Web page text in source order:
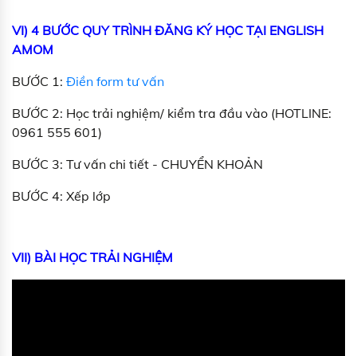
VI) 4 BƯỚC QUY TRÌNH ĐĂNG KÝ HỌC TẠI ENGLISH
AMOM
BƯỚC 1: Điền form tư vấn
BƯỚC 2: Học trải nghiệm/ kiểm tra đầu vào (HOTLINE:
0961 555 601)
BƯỚC 3: Tư vấn chi tiết - CHUYỂN KHOẢN
BƯỚC 4: Xếp lớp
VII) BÀI HỌC TRẢI NGHIỆM